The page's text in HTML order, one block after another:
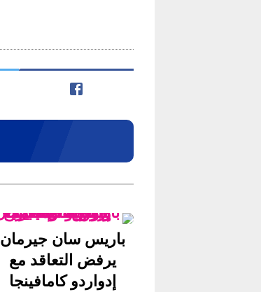
باريس سان جيرمان
يرفض التعاقد مع
إدواردو كامافينجا